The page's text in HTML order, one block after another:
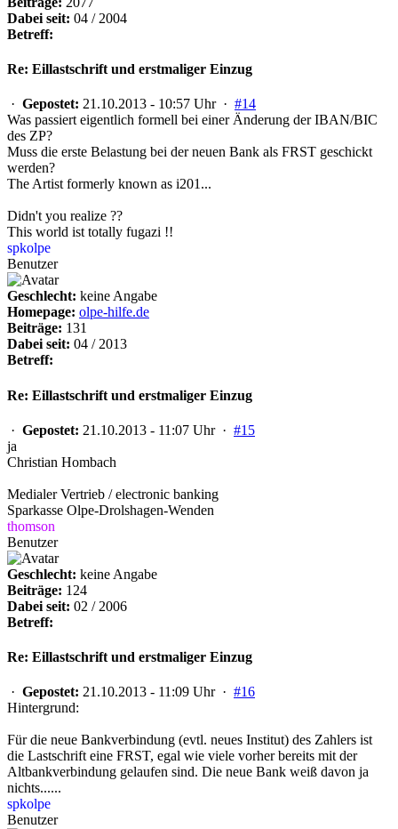
Dabei seit: 04 / 2004
Betreff:
Re: Eillastschrift und erstmaliger Einzug
· Gepostet: 21.10.2013 - 10:57 Uhr · #14
Was passiert eigentlich formell bei einer Änderung der IBAN/BIC
des ZP?
Muss die erste Belastung bei der neuen Bank als FRST geschickt
werden?
The Artist formerly known as i201...
Didn't you realize ??
This world ist totally fugazi !!
spkolpe
Benutzer
Geschlecht: keine Angabe
Homepage: olpe-hilfe.de
Beiträge: 131
Dabei seit: 04 / 2013
Betreff:
Re: Eillastschrift und erstmaliger Einzug
· Gepostet: 21.10.2013 - 11:07 Uhr · #15
ja
Christian Hombach
Medialer Vertrieb / electronic banking
Sparkasse Olpe-Drolshagen-Wenden
thomson
Benutzer
Geschlecht: keine Angabe
Beiträge: 124
Dabei seit: 02 / 2006
Betreff:
Re: Eillastschrift und erstmaliger Einzug
· Gepostet: 21.10.2013 - 11:09 Uhr · #16
Hintergrund:
Für die neue Bankverbindung (evtl. neues Institut) des Zahlers ist
die Lastschrift eine FRST, egal wie viele vorher bereits mit der
Altbankverbindung gelaufen sind. Die neue Bank weiß davon ja
nichts......
spkolpe
Benutzer